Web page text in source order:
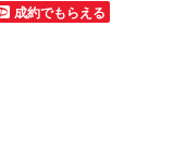
成約でもらえる